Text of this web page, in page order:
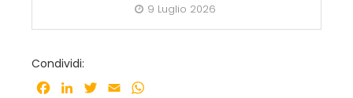
9 Luglio 2026
Condividi:
Facebook
LinkedInTwitter
Email